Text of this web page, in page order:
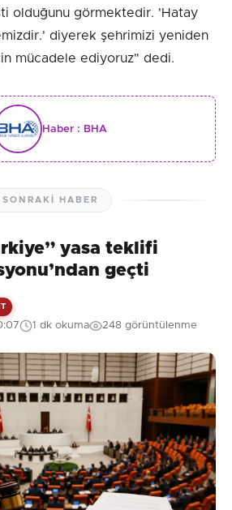
olduğunu görmektedir. 'Hatay
diyerek şehrimizi yeniden
mücadele ediyoruz" dedi.
Haber : BHA
SONRAKI HABER
yasa teklifi
geçti
1 dk okuma 248 görüntülenme